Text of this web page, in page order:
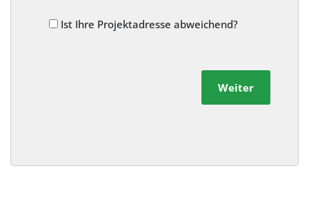
Ist Ihre Projektadresse abweichend?
Weiter
Alternative: